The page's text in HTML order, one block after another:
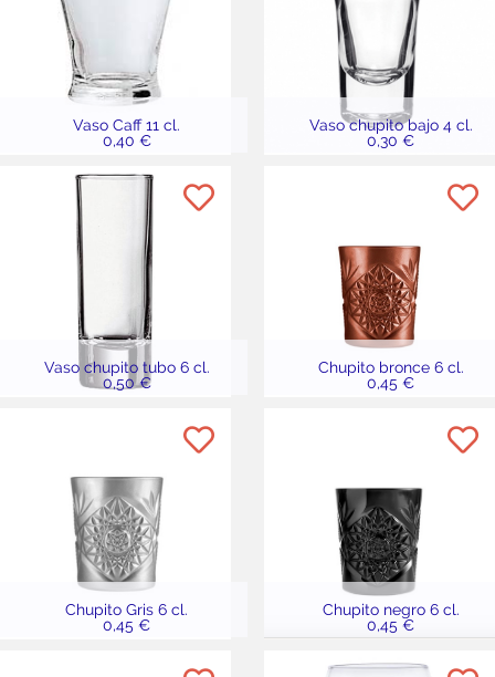
Vaso Caff 11 cl.
0,40 €
Vaso chupito bajo 4 cl.
0,30 €
Vaso chupito tubo 6 cl.
0,50 €
Chupito bronce 6 cl.
0,45 €
Chupito Gris 6 cl.
0,45 €
Chupito negro 6 cl.
0,45 €